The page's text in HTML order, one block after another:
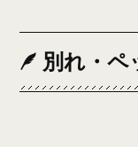
別れ・ペ